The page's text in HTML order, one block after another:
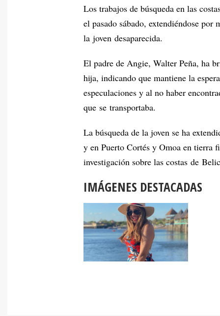
Los trabajos de búsqueda en las
el pasado sábado, extendiéndose
la joven desaparecida.
El padre de Angie, Walter Peña, ha
hija, indicando que mantiene la
especulaciones y al no haber
que se transportaba.
La búsqueda de la joven se ha
y en Puerto Cortés y Omoa en tierra
investigación sobre las costas de
IMÁGENES DESTACADAS